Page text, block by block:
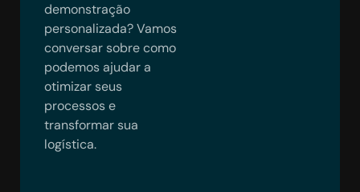
demonstração
personalizada? Vamos
conversar sobre como
podemos ajudar a
otimizar seus
processos e
transformar sua
logística.